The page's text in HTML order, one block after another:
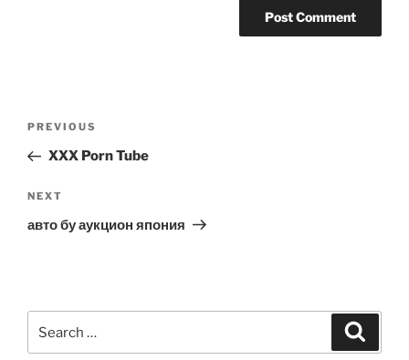
Previous
Post
PREVIOUS
XXX Porn Tube
Next
Post
NEXT
авто бу аукцион япония
for: